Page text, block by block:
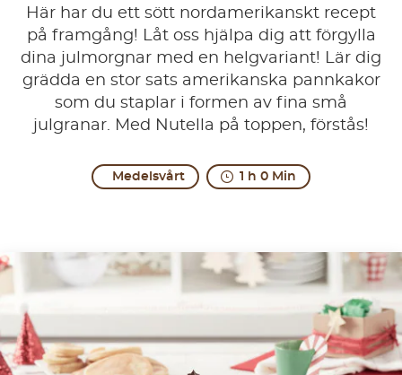
Här har du ett sött nordamerikanskt recept
på framgång! Låt oss hjälpa dig att förgylla
dina julmorgnar med en helgvariant! Lär dig
grädda en stor sats amerikanska pannkakor
som du staplar i formen av fina små
julgranar. Med Nutella på toppen, förstås!
Medelsvårt 1 h 0 Min